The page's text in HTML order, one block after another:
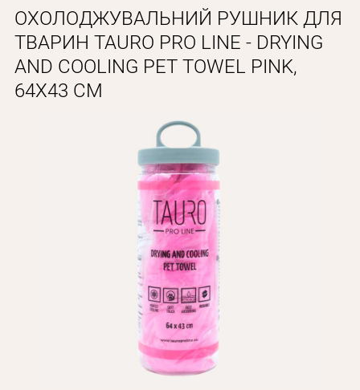
ПІКЛУВАННЯ
ВІД СПЕКИ
ВЛАСНЕ ВИРОБНИЦТВО
АКЦІЇ
ДЛЯ КОТІВ
Оплата і доставка
Програма лояльності
Про Нас
Оптовим клієнтам
Контакти
+380 (95) 095-00-05
ОХОЛОДЖУВАЛЬНИЙ РУШНИК ДЛЯ
ТВАРИН TAURO PRO LINE - DRYING
AND COOLING PET TOWEL PINK,
64X43 СМ